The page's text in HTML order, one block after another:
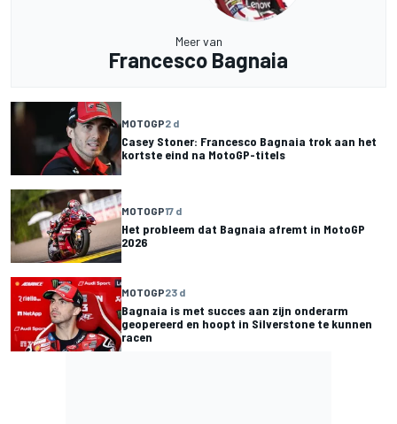
Meer van
Francesco Bagnaia
MOTOGP2 d
Casey Stoner: Francesco Bagnaia trok aan het
kortste eind na MotoGP-titels
MOTOGP17 d
Het probleem dat Bagnaia afremt in MotoGP
2026
MOTOGP23 d
Bagnaia is met succes aan zijn onderarm
geopereerd en hoopt in Silverstone te kunnen
racen